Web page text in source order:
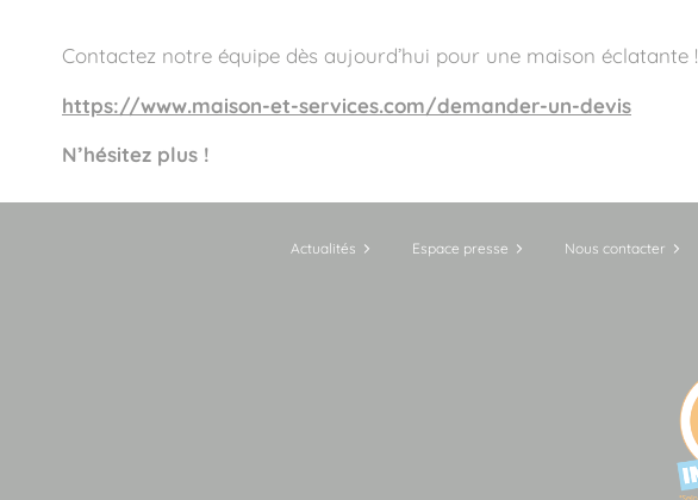
Contactez notre équipe dès aujourd’hui pour une maison éclatante !
https://www.maison-et-services.com/demander-un-devis
N’hésitez plus !
Actualités Espace presse Nous contacter